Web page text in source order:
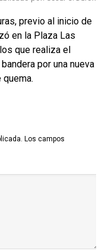
previo al inicio de
en la Plaza Las
que realiza el
por una nueva
Los campos